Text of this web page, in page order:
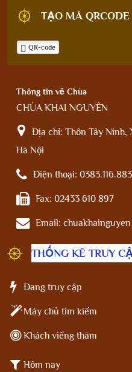
TẠO MÃ
QR-code
Thông tin về Chùa
CHÙA KHAI NGUYÊN
Địa chỉ: Thôn Tây Ninh,
Hà Nội
Điện thoại:
Fax: 02433 610 897
Email:
THỐNG KÊ TRUY
Đang truy cập
Máy chủ tìm kiếm
Khách viếng thăm
Hôm nay